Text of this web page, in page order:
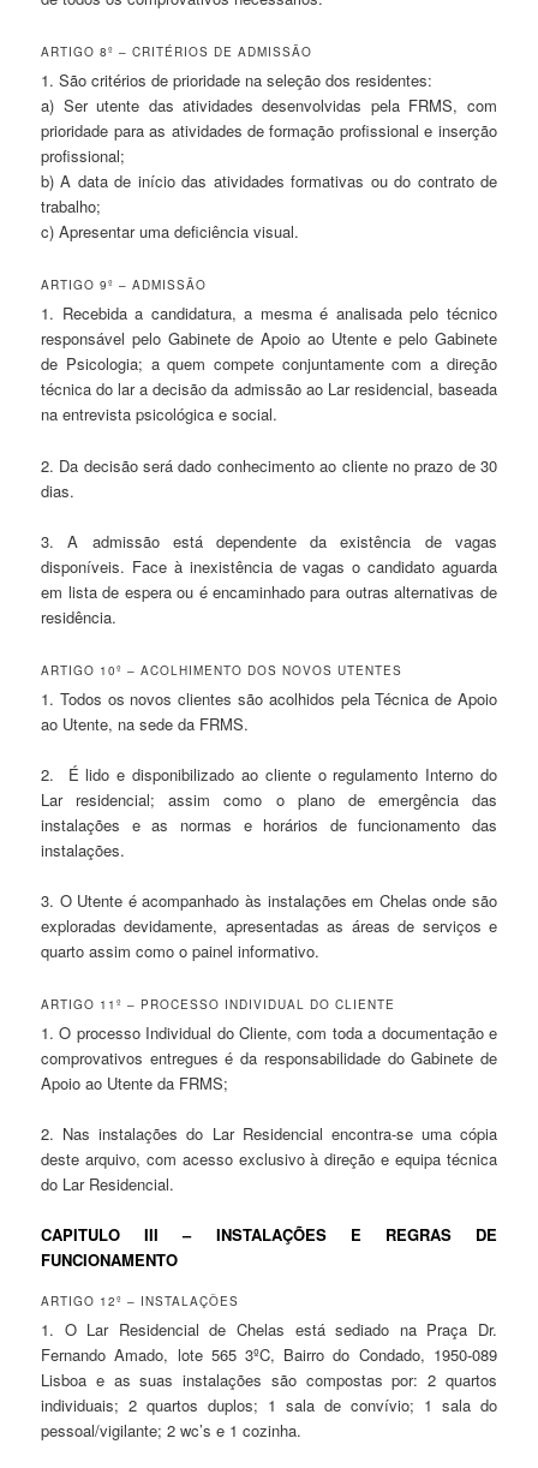
ARTIGO 8º – CRITÉRIOS DE ADMISSÃO
1. São critérios de prioridade na seleção dos residentes:
a) Ser utente das atividades desenvolvidas pela FRMS, com
prioridade para as atividades de formação profissional e inserção
profissional;
b) A data de início das atividades formativas ou do contrato de
trabalho;
c) Apresentar uma deficiência visual.
ARTIGO 9º – ADMISSÃO
1. Recebida a candidatura, a mesma é analisada pelo técnico
responsável pelo Gabinete de Apoio ao Utente e pelo Gabinete
de Psicologia; a quem compete conjuntamente com a direção
técnica do lar a decisão da admissão ao Lar residencial, baseada
na entrevista psicológica e social.
2. Da decisão será dado conhecimento ao cliente no prazo de 30
dias.
3. A admissão está dependente da existência de vagas
disponíveis. Face à inexistência de vagas o candidato aguarda
em lista de espera ou é encaminhado para outras alternativas de
residência.
ARTIGO 10º – ACOLHIMENTO DOS NOVOS UTENTES
1. Todos os novos clientes são acolhidos pela Técnica de Apoio
ao Utente, na sede da FRMS.
2. É lido e disponibilizado ao cliente o regulamento Interno do
Lar residencial; assim como o plano de emergência das
instalações e as normas e horários de funcionamento das
instalações.
3. O Utente é acompanhado às instalações em Chelas onde são
exploradas devidamente, apresentadas as áreas de serviços e
quarto assim como o painel informativo.
ARTIGO 11º – PROCESSO INDIVIDUAL DO CLIENTE
1. O processo Individual do Cliente, com toda a documentação e
comprovativos entregues é da responsabilidade do Gabinete de
Apoio ao Utente da FRMS;
2. Nas instalações do Lar Residencial encontra-se uma cópia
deste arquivo, com acesso exclusivo à direção e equipa técnica
do Lar Residencial.
CAPITULO III – INSTALAÇÕES E REGRAS DE
FUNCIONAMENTO
ARTIGO 12º – INSTALAÇÕES
1. O Lar Residencial de Chelas está sediado na Praça Dr.
Fernando Amado, lote 565 3ºC, Bairro do Condado, 1950-089
Lisboa e as suas instalações são compostas por: 2 quartos
individuais; 2 quartos duplos; 1 sala de convívio; 1 sala do
pessoal/vigilante; 2 wc’s e 1 cozinha.